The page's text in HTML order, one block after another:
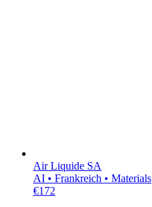
Air Liquide SA
AI • Frankreich • Materials
€172